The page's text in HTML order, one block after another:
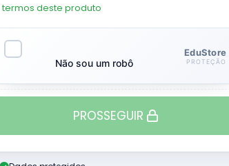
termos deste produto
Não sou um robô
EduStore
PROTEÇÃO
PROSSEGUIR